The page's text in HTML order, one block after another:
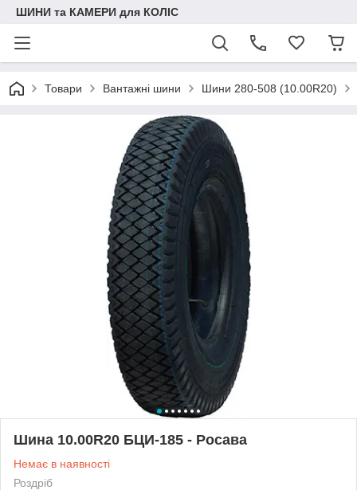
ШИНИ та КАМЕРИ для КОЛІС
Товари Вантажні шини Шини 280-508 (10.00R20)
Шина 10.00R20 БЦИ-185 - Росава
Немає в наявності
Роздріб